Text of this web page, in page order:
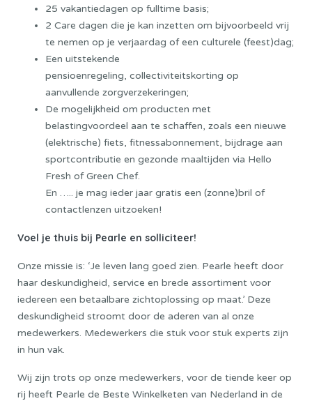
25 vakantiedagen op fulltime basis;
2 Care dagen die je kan inzetten om bijvoorbeeld vrij
te nemen op je verjaardag of een culturele (feest)dag;
Een uitstekende
pensioenregeling, collectiviteitskorting op
aanvullende zorgverzekeringen;
De mogelijkheid om producten met
belastingvoordeel aan te schaffen, zoals een nieuwe
(elektrische) fiets, fitnessabonnement, bijdrage aan
sportcontributie en gezonde maaltijden via Hello
Fresh of Green Chef.
En ….. je mag ieder jaar gratis een (zonne)bril of
contactlenzen uitzoeken!
Voel je thuis bij Pearle en solliciteer!
Onze missie is: ‘Je leven lang goed zien. Pearle heeft door
haar deskundigheid, service en brede assortiment voor
iedereen een betaalbare zichtoplossing op maat.’ Deze
deskundigheid stroomt door de aderen van al onze
medewerkers. Medewerkers die stuk voor stuk experts zijn
in hun vak.
Wij zijn trots op onze medewerkers, voor de tiende keer op
rij heeft Pearle de Beste Winkelketen van Nederland in de